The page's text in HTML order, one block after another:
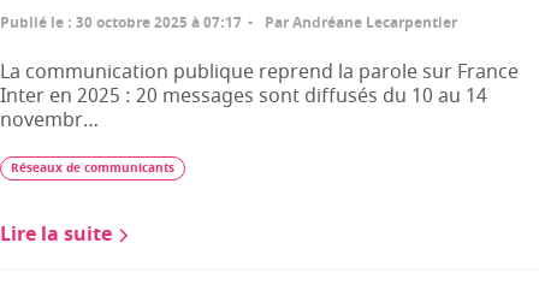
Publié le : 30 octobre 2025 à 07:17 ParAndréane Lecarpentier
La communication publique reprend la parole sur France
Inter en 2025 : 20 messages sont diffusés du 10 au 14
novembr…
Lire la suite
Réseaux de communicants